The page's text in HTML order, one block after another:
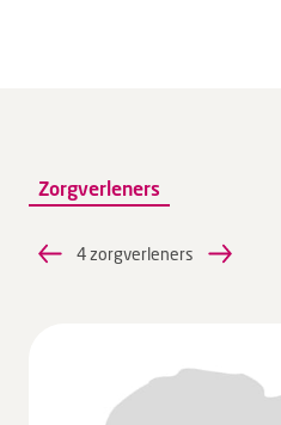
Zorgverleners
4 zorgverleners